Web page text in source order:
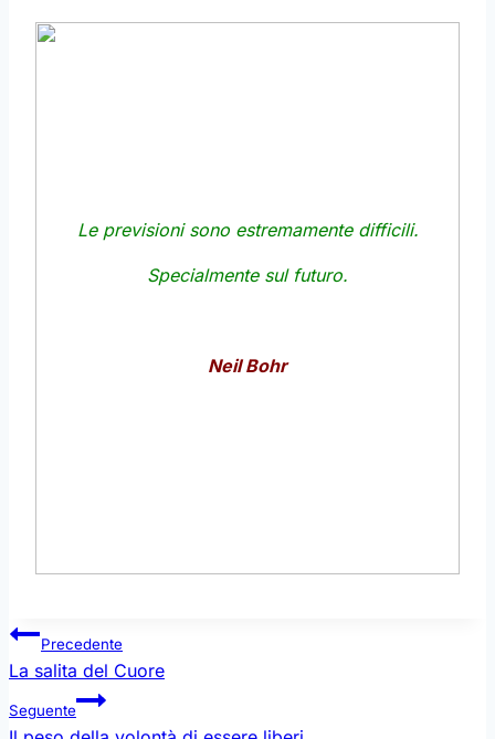
Le previsioni sono estremamente difficili.
Specialmente sul futuro.
Neil Bohr
Navigazione
articoli
Precedente
La salita del Cuore
Seguente